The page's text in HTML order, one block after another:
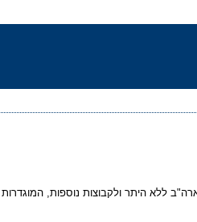
ללא היתר ולקבוצות נוספות, המוגדרות